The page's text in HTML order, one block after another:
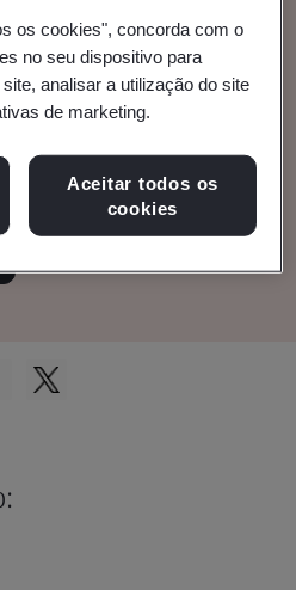
regulatória do
os cookies", concorda com o
no seu dispositivo para
analisar a utilização do site
de marketing.
Aceitar todos os
cookies